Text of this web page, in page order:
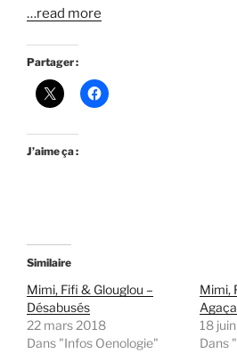
…read more
Partager :
J’aime ça :
Similaire
Mimi, Fifi & Glouglou –
Désabusés
22 mars 2018
Dans "Infos Oenologie"
Mimi,
18
Dans